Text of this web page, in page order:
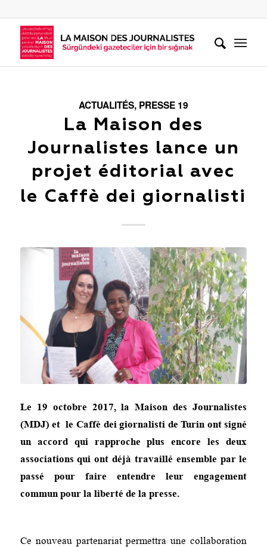
ACTUALITÉS, PRESSE 19
La Maison des
Journalistes lance un
projet éditorial avec
le Caffè dei giornalisti
Le 19 octobre 2017, la Maison des Journalistes
(MDJ) et le Caffè dei giornalisti de Turin ont signé
un accord qui rapproche plus encore les deux
associations qui ont déjà travaillé ensemble par le
passé pour faire entendre leur engagement
commun pour la liberté de la presse.
Ce nouveau partenariat permettra une collaboration